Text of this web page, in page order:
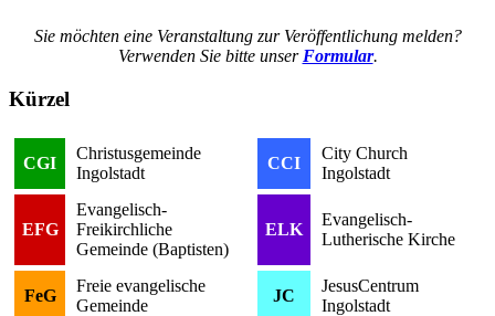
Sie möchten eine Veranstaltung zur Veröffentlichung melden?
Verwenden Sie bitte unserFormular.
Kürzel
CGI
Christusgemeinde
Ingolstadt
CCI
City Church
Ingolstadt
EFG
Evangelisch-
Freikirchliche
Gemeinde (Baptisten)
ELK
Evangelisch-
Lutherische Kirche
FeG
Freie evangelische
Gemeinde
JC
JesusCentrum
Ingolstadt